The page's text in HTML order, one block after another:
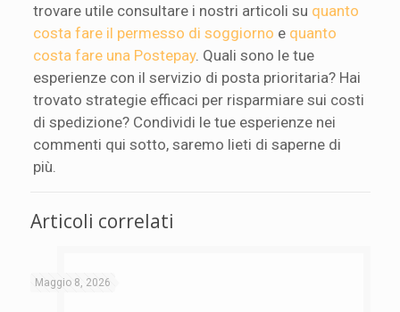
trovare utile consultare i nostri articoli su quanto
costa fare il permesso di soggiorno e quanto
costa fare una Postepay. Quali sono le tue
esperienze con il servizio di posta prioritaria? Hai
trovato strategie efficaci per risparmiare sui costi
di spedizione? Condividi le tue esperienze nei
commenti qui sotto, saremo lieti di saperne di
più.
Articoli correlati
Maggio 8, 2026